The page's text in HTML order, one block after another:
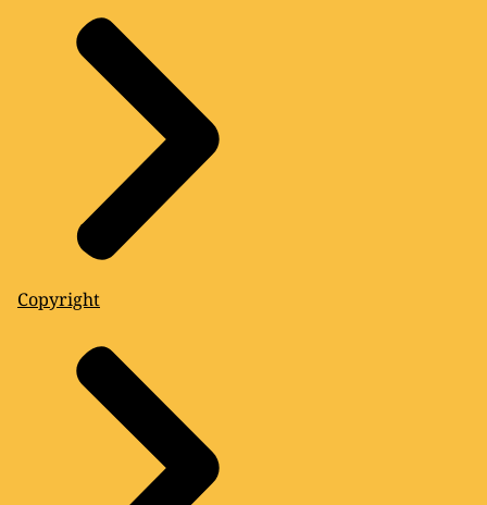
Copyright